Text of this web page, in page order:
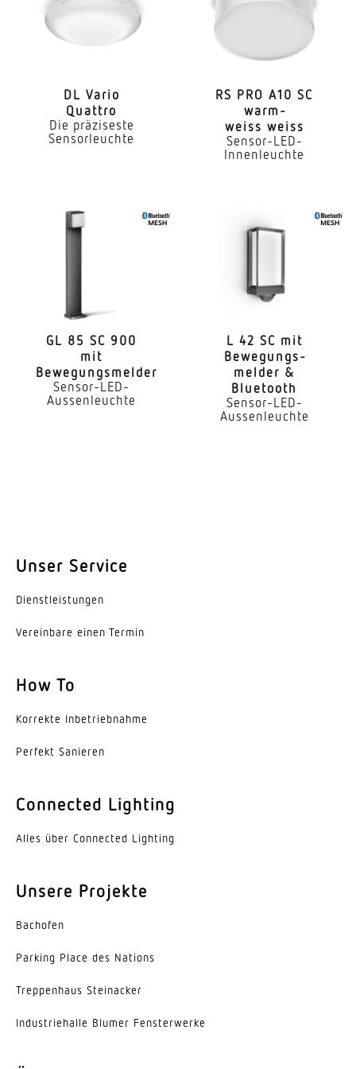
Master/Slave
Farbtemperatur
4000 K
Farbwiedergabeindex CRI
Leuchtmittel
LED nicht austauschbar
Lebensdauer LED (Max. °C)
Sockel
Passive Thermo Control
Mit Bewegungsmelder
Ja
ggf. durch Glas, Holz und Leichtbauwände
360 °
Öffnungswinkel
segmentweise Ausblendung
Ja
Elektronische Skalierbarkeit
Mechanische Skalierbarkeit
DL Vario
Quattro
Die präziseste
Sensorleuchte
RS PRO A10 SC
warm­
weiss weiss
Sensor-LED-
Innenleuchte
GL 85 SC 900
mit
Bewegungsmelder
Sensor-LED-
Aussenleuchte
L 42 SC mit
Bewe­gungs­
melder &
Bluetooth
Sensor-LED-
Aussenleuchte
Unser Service
Dienst­leis­tungen
Vereinbare einen Termin
How To
Korrekte Inbe­trieb­nahme
Perfekt Sanieren
Connected Lighting
Alles über Connected Lighting
Unsere Projekte
Bachofen
Parking Place des Nations
Trep­penhaus Steinacker
Indus­trie­halle Blumer Fensterwerke